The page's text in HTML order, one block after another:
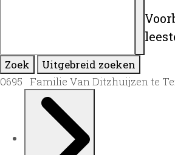
Zoek
Uitgebreid zoeken
0695 Familie Van Ditzhuijzen te